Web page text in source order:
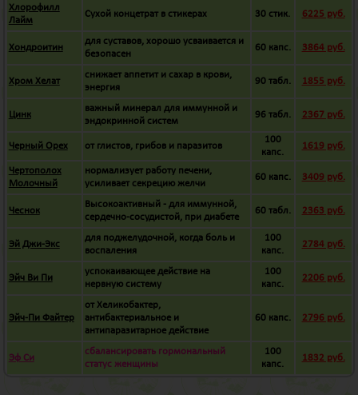
Хлорофилл
Лайм
Сухой концетрат в стикерах 30 стик. 6225 руб.
Хондроитин
для суставов, хорошо усваивается и
безопасен
60 капс. 3864 руб.
Хром Хелат
снижает аппетит и сахар в крови,
энергия
90 табл. 1855 руб.
Цинк
важный минерал для иммунной и
эндокринной систем
96 табл. 2367 руб.
Черный Орех от глистов, грибов и паразитов
100
капс.
1619 руб.
Чертополох
Молочный
нормализует работу печени,
усиливает секрецию желчи
60 капс. 3409 руб.
Чеснок
Высокоактивный - для иммунной,
сердечно-сосудистой, при диабете
60 табл. 2363 руб.
Эй Джи-Экс
для поджелудочной, когда боль и
воспаления
100
капс.
2784 руб.
Эйч Ви Пи
успокаивающее действие на
нервную систему
100
капс.
2206 руб.
Эйч-Пи Файтер
от Хеликобактер,
антибактериальное и
антипаразитарное действие
60 капс. 2796 руб.
Эф Си
сбалансировать гормональный
статус женщины
100
капс.
1832 руб.